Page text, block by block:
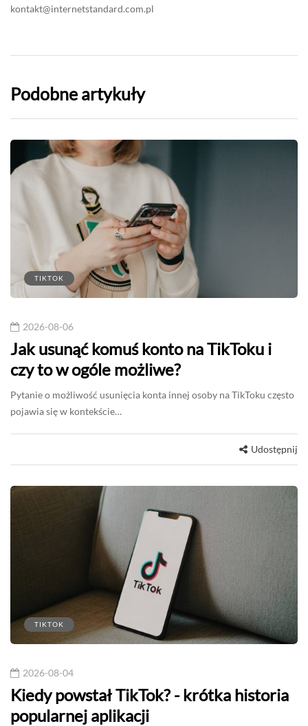
kontakt@internetstandard.com.pl
Podobne artykuły
TIKTOK
2026-08-06
Jak usunąć komuś konto na TikToku i
czy to w ogóle możliwe?
Pytanie o możliwość usunięcia konta innej osoby na TikToku często
pojawia się w kontekście…
Udostępnij
TIKTOK
2026-08-04
Kiedy powstał TikTok? - krótka historia
popularnej aplikacji